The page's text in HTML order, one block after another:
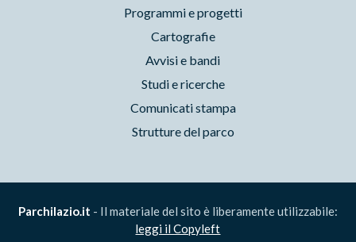
Programmi e progetti
Cartografie
Avvisi e bandi
Studi e ricerche
Comunicati stampa
Strutture del parco
Parchilazio.it - Il materiale del sito è liberamente utilizzabile:
leggi il Copyleft